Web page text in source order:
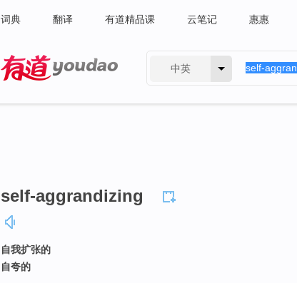
词典 翻译 有道精品课 云笔记 惠惠
中英
self-aggrandizing
自我扩张的
自夸的